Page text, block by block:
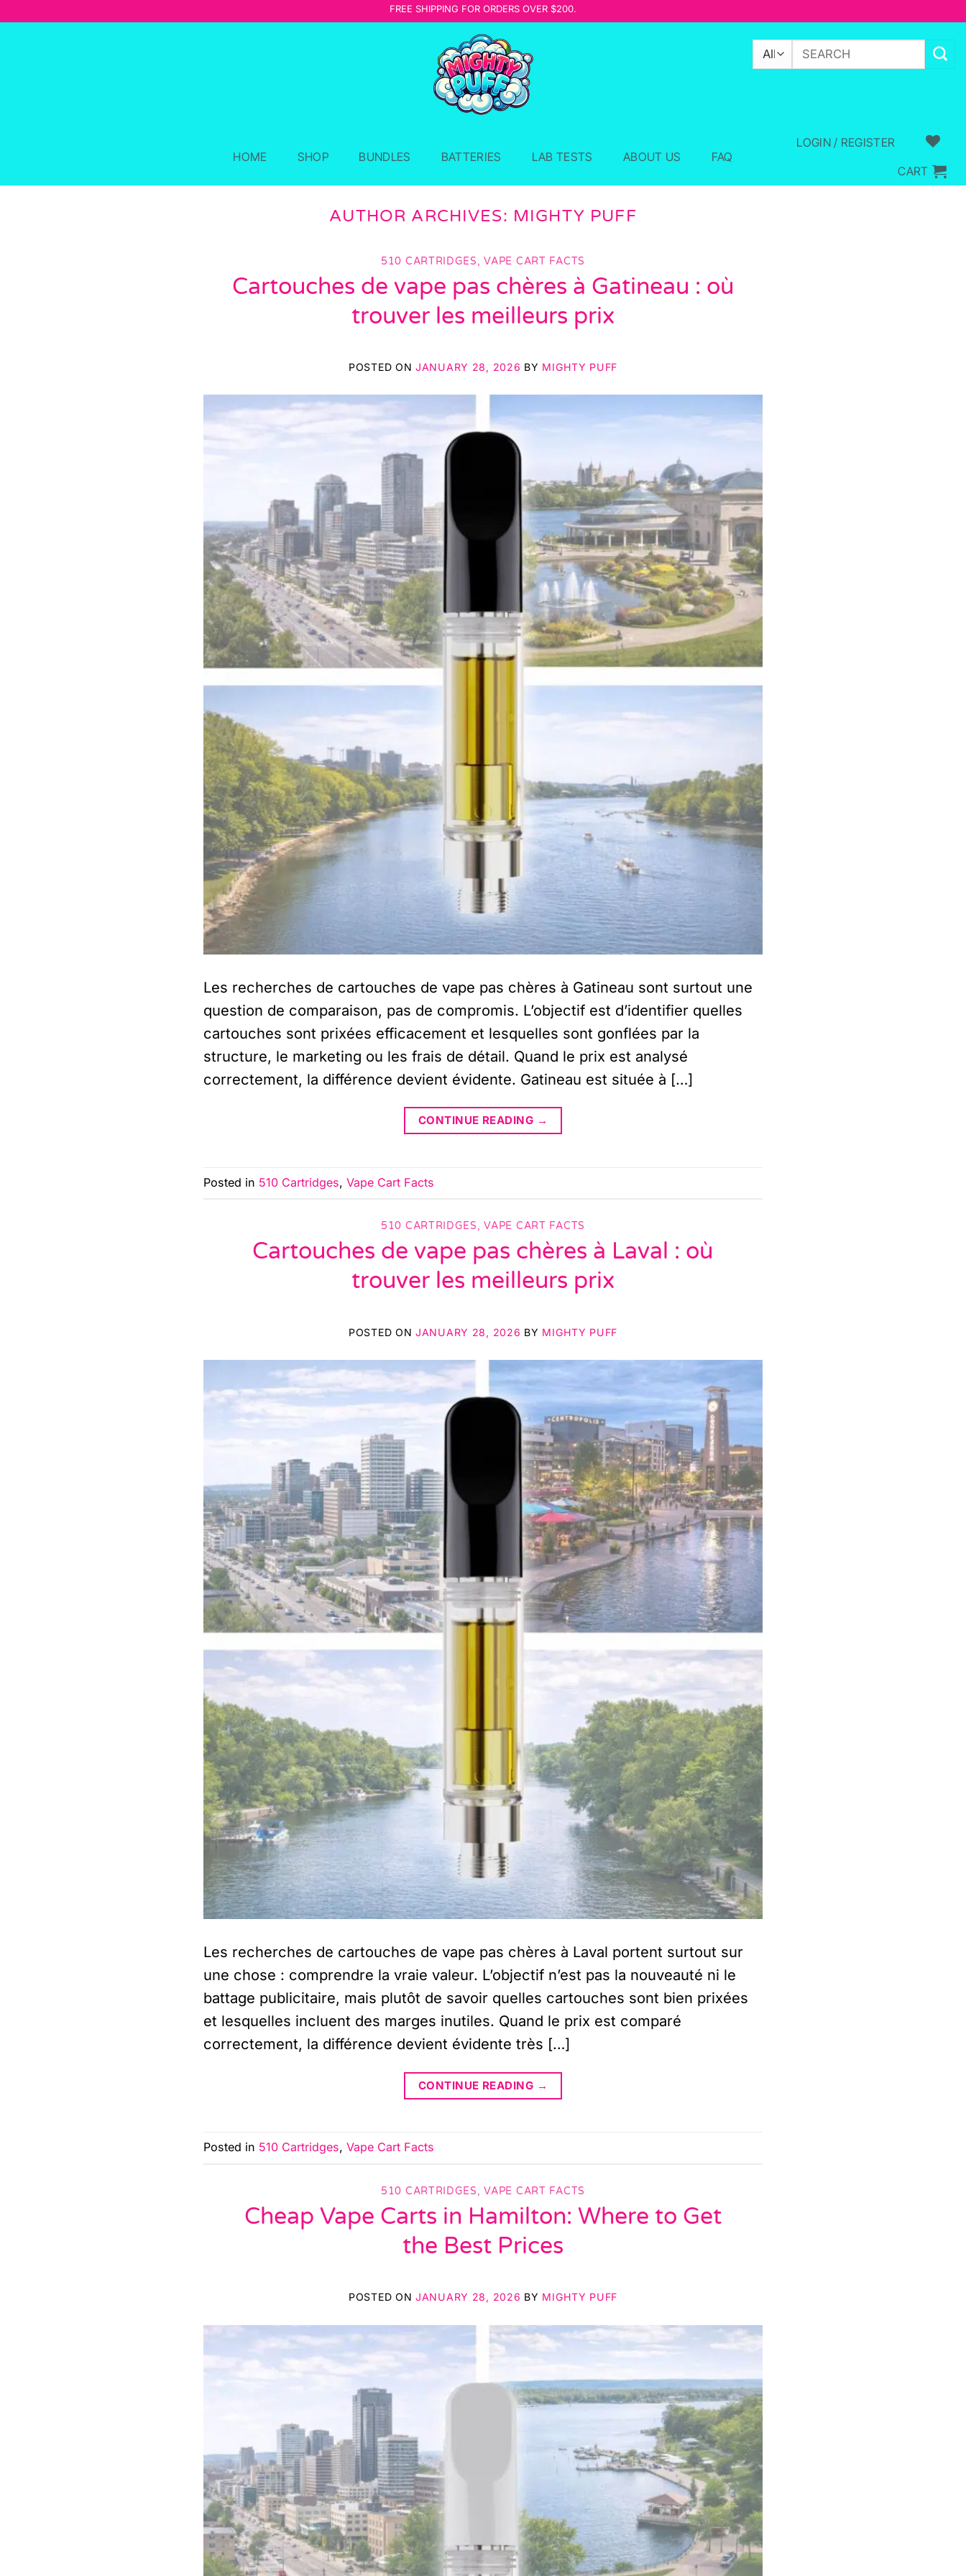
FREE SHIPPING FOR ORDERS OVER $200.
Search
HOME SHOP BUNDLES BATTERIES LAB TESTS ABOUT US FAQ
LOGIN / REGISTER
CART
AUTHOR ARCHIVES: MIGHTY PUFF
510 CARTRIDGES,VAPE CART FACTS
Cartouches de vape pas chères à Gatineau : où
trouver les meilleurs prix
POSTED ONJANUARY 28, 2026 BY MIGHTY PUFF
Les recherches de cartouches de vape pas chères à Gatineau sont surtout une
question de comparaison, pas de compromis. L’objectif est d’identifier quelles
cartouches sont prixées efficacement et lesquelles sont gonflées par la
structure, le marketing ou les frais de détail. Quand le prix est analysé
correctement, la différence devient évidente. Gatineau est située à […]
CONTINUE READING →
Posted in 510 Cartridges, Vape Cart Facts
510 CARTRIDGES,VAPE CART FACTS
Cartouches de vape pas chères à Laval : où
trouver les meilleurs prix
POSTED ONJANUARY 28, 2026 BY MIGHTY PUFF
Les recherches de cartouches de vape pas chères à Laval portent surtout sur
une chose : comprendre la vraie valeur. L’objectif n’est pas la nouveauté ni le
battage publicitaire, mais plutôt de savoir quelles cartouches sont bien prixées
et lesquelles incluent des marges inutiles. Quand le prix est comparé
correctement, la différence devient évidente très […]
CONTINUE READING →
Posted in 510 Cartridges, Vape Cart Facts
510 CARTRIDGES,VAPE CART FACTS
Cheap Vape Carts in Hamilton: Where to Get
the Best Prices
POSTED ONJANUARY 28, 2026 BY MIGHTY PUFF